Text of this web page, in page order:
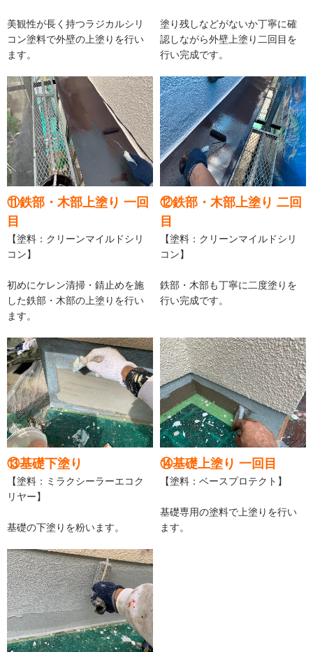
美観性が長く持つラジカルシリ
コン塗料で外壁の上塗りを行い
ます。
塗り残しなどがないか丁寧に確
認しながら外壁上塗り二回目を
行い完成です。
⑪鉄部・木部上塗り 一回
目
【塗料：クリーンマイルドシリ
コン】
初めにケレン清掃・錆止めを施
した鉄部・木部の上塗りを行い
ます。
⑫鉄部・木部上塗り 二回
目
【塗料：クリーンマイルドシリ
コン】
鉄部・木部も丁寧に二度塗りを
行い完成です。
⑬基礎下塗り
【塗料：ミラクシーラーエコク
リヤー】
基礎の下塗りを粉います。
⑭基礎上塗り 一回目
【塗料：ベースプロテクト】
基礎専用の塗料で上塗りを行い
ます。